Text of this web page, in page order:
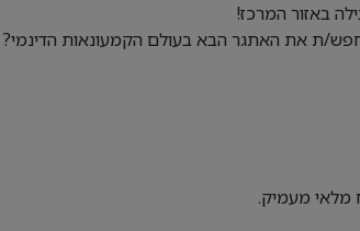
באזור המרכז!
ת את האתגר הבא בעולם הקמעונאות הדינמי?
מלאי מעמיק.